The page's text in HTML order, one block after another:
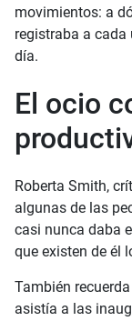
movimientos: a
registraba a cada
día.
El ocio
Roberta Smith,
algunas de las
casi nunca daba
que existen de él
También
asistía a las